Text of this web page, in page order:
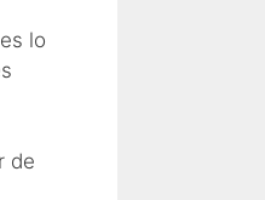
lo
de